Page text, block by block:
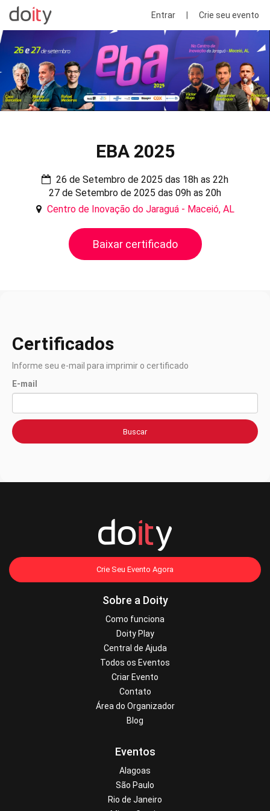
Entrar Crie seu evento
EBA 2025
26 de Setembro de 2025 das 18h as 22h
27 de Setembro de 2025 das 09h as 20h
Centro de Inovação do Jaraguá - Maceió, AL
Baixar certificado
Certificados
Informe seu e-mail para imprimir o certificado
E-mail
Buscar
Crie Seu Evento Agora
Sobre a Doity
Como funciona
Doity Play
Central de Ajuda
Todos os Eventos
Criar Evento
Contato
Área do Organizador
Blog
Eventos
Alagoas
São Paulo
Rio de Janeiro